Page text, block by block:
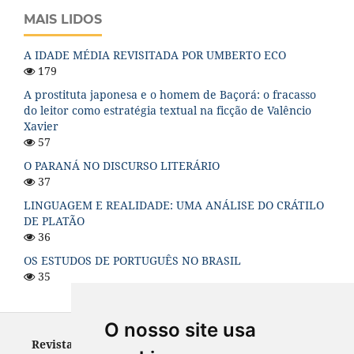
O nosso site usa
MAIS LIDOS
A IDADE MÉDIA REVISITADA POR UMBERTO ECO
179
A prostituta japonesa e o homem de Baçorá: o fracasso
do leitor como estratégia textual na ficção de Valêncio
Xavier
57
O PARANÁ NO DISCURSO LITERÁRIO
37
LINGUAGEM E REALIDADE: UMA ANÁLISE DO CRÁTILO
DE PLATÃO
36
OS ESTUDOS DE PORTUGUÊS NO BRASIL
35
Revista Letras - ISSN 0100-0888 (versão impressa) e